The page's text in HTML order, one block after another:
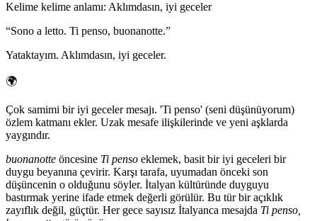
Kelime kelime anlamı: Aklımdasın, iyi geceler
“Sono a letto. Ti penso, buonanotte.”
Yataktayım. Aklımdasın, iyi geceler.
🌍
Çok samimi bir iyi geceler mesajı. 'Ti penso' (seni düşünüyorum)
özlem katmanı ekler. Uzak mesafe ilişkilerinde ve yeni aşklarda
yaygındır.
buonanotte öncesine Ti penso eklemek, basit bir iyi geceleri bir
duygu beyanına çevirir. Karşı tarafa, uyumadan önceki son
düşüncenin o olduğunu söyler. İtalyan kültüründe duyguyu
bastırmak yerine ifade etmek değerli görülür. Bu tür bir açıklık
zayıflık değil, güçtür. Her gece sayısız İtalyanca mesajda Ti penso,